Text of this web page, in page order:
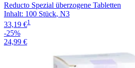
Reducto Spezial überzogene Tabletten
Inhalt: 100 Stück, N3
33,19 €1
-25%
24,99 €